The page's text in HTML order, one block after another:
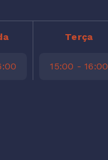
Terça
15:00 - 16:00